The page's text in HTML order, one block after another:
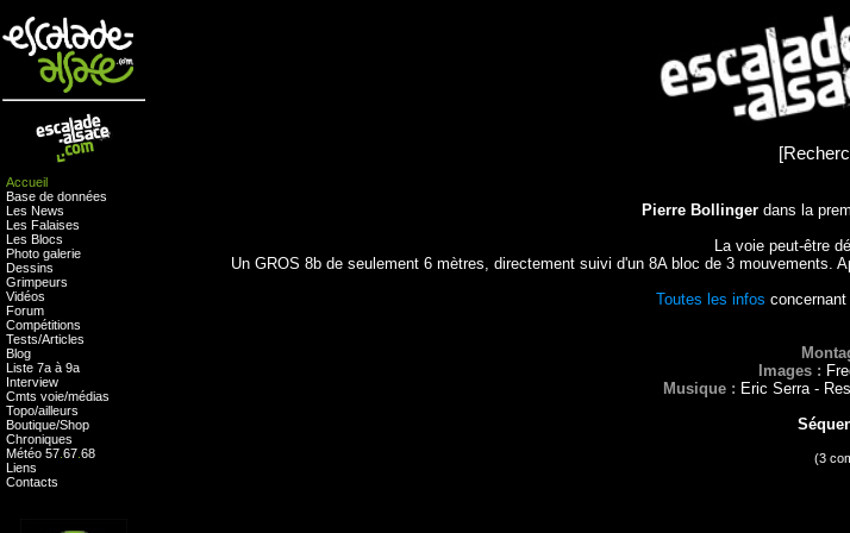
Accueil
Base de données
Les News
Les Falaises
Les Blocs
Photo galerie
Dessins
Grimpeurs
Vidéos
Forum
Compétitions
Tests/Articles
Blog
Liste 7a à 9a
Interview
Cmts voie/médias
Topo/ailleurs
Boutique/Shop
Chroniques
Météo 57 67 68
Liens
Contacts
[
Pierre Bollingerdans la
La voie peut-être
Un GROS 8b de seulement 6 mètres, directement suivi d'un 8A bloc de 3 mouvements.
Toutes les infos
Images :
Musique : Eric Serra -
(3